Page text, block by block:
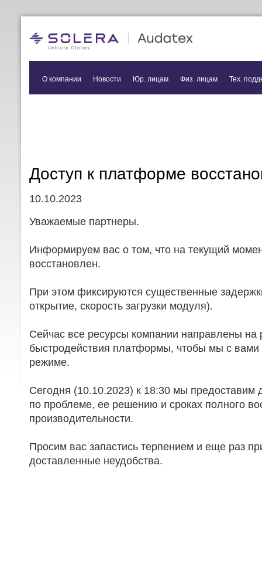
О компании Новости Юр. лицам Физ. лицам Тех.
Доступ к платформе
10.10.2023
Уважаемые партнеры.
Информируем вас о том, что на текущий
восстановлен.
При этом фиксируются существенные
открытие, скорость загрузки модуля).
Сейчас все ресурсы компании направлены на
быстродействия платформы, чтобы мы с вами
режиме.
Сегодня (10.10.2023) к 18:30 мы
по проблеме, ее решению и сроках полного
производительности.
Просим вас запастись терпением и еще раз
доставленные неудобства.